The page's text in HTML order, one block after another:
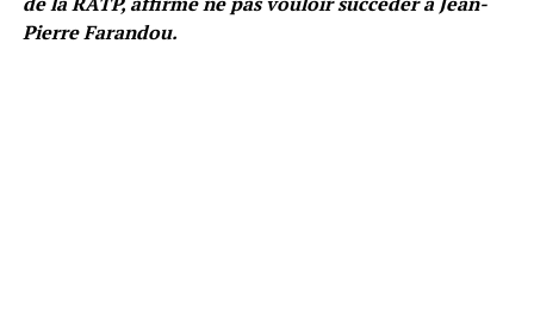
Pierre Farandou.